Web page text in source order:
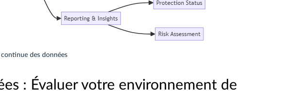
des données
: Évaluer votre environnement de